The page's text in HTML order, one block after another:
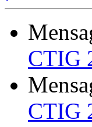
CTIG
CTIG